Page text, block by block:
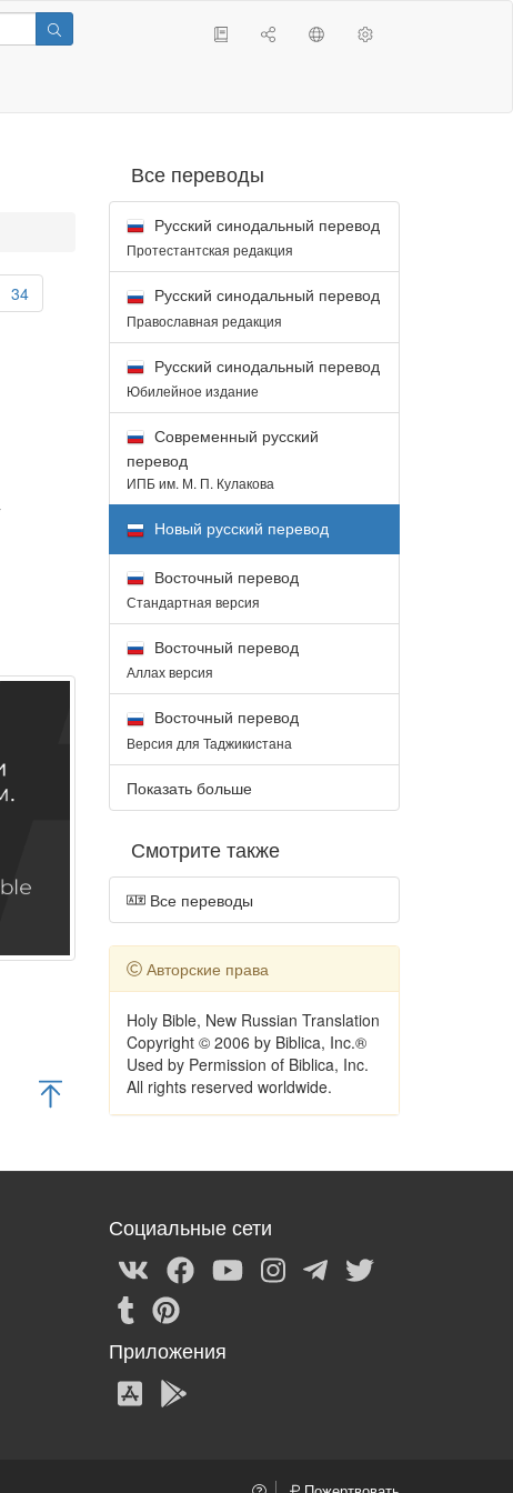
34
Все переводы
Русский синодальный перевод
Протестантская редакция
Русский синодальный перевод
Православная редакция
Русский синодальный перевод
Юбилейное издание
Современный русский
перевод
ИПБ им. М. П. Кулакова
Новый русский перевод
Восточный перевод
Стандартная версия
Восточный перевод
Аллах версия
Восточный перевод
Версия для Таджикистана
Показать больше
Смотрите также
Все переводы
Авторские права
Holy Bible, New Russian Translation
Copyright © 2006 by Biblica, Inc.®
Used by Permission of Biblica, Inc.
All rights reserved worldwide.
Социальные сети
Приложения